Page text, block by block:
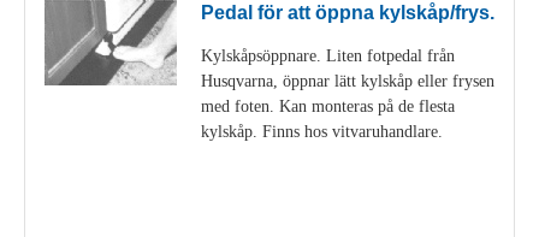
Pedal för att öppna kylskåp/frys.
Kylskåpsöppnare. Liten fotpedal från
Husqvarna, öppnar lätt kylskåp eller frysen
med foten. Kan monteras på de flesta
kylskåp. Finns hos vitvaruhandlare.